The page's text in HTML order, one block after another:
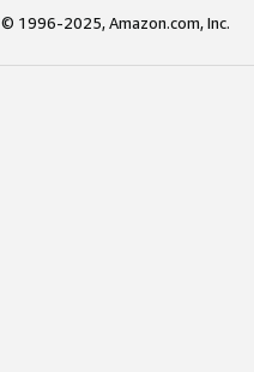
© 1996-2025, Amazon.com, Inc.